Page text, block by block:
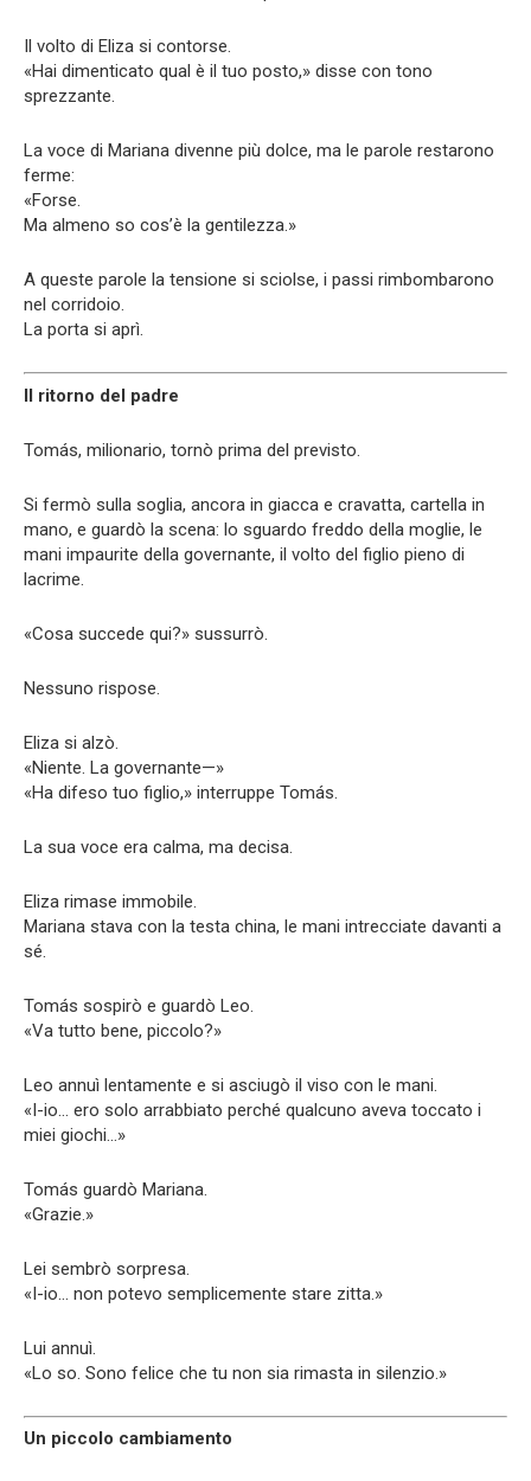
Il volto di Eliza si contorse.
«Hai dimenticato qual è il tuo posto,» disse con tono
sprezzante.
La voce di Mariana divenne più dolce, ma le parole restarono
ferme:
«Forse.
Ma almeno so cos’è la gentilezza.»
A queste parole la tensione si sciolse, i passi rimbombarono
nel corridoio.
La porta si aprì.
Il ritorno del padre
Tomás, milionario, tornò prima del previsto.
Si fermò sulla soglia, ancora in giacca e cravatta, cartella in
mano, e guardò la scena: lo sguardo freddo della moglie, le
mani impaurite della governante, il volto del figlio pieno di
lacrime.
«Cosa succede qui?» sussurrò.
Nessuno rispose.
Eliza si alzò.
«Niente. La governante—»
«Ha difeso tuo figlio,» interruppe Tomás.
La sua voce era calma, ma decisa.
Eliza rimase immobile.
Mariana stava con la testa china, le mani intrecciate davanti a
sé.
Tomás sospirò e guardò Leo.
«Va tutto bene, piccolo?»
Leo annuì lentamente e si asciugò il viso con le mani.
«I-io… ero solo arrabbiato perché qualcuno aveva toccato i
miei giochi…»
Tomás guardò Mariana.
«Grazie.»
Lei sembrò sorpresa.
«I-io… non potevo semplicemente stare zitta.»
Lui annuì.
«Lo so. Sono felice che tu non sia rimasta in silenzio.»
Un piccolo cambiamento